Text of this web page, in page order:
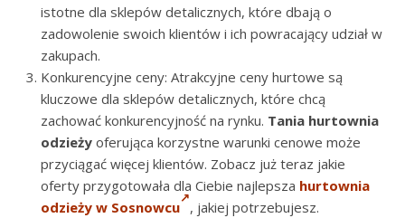
istotne dla sklepów detalicznych, które dbają o
zadowolenie swoich klientów i ich powracający udział w
zakupach.
Konkurencyjne ceny: Atrakcyjne ceny hurtowe są
kluczowe dla sklepów detalicznych, które chcą
zachować konkurencyjność na rynku. Tania hurtownia
odzieży oferująca korzystne warunki cenowe może
przyciągać więcej klientów. Zobacz już teraz jakie
oferty przygotowała dla Ciebie najlepsza hurtownia
odzieży w Sosnowcu , jakiej potrzebujesz.